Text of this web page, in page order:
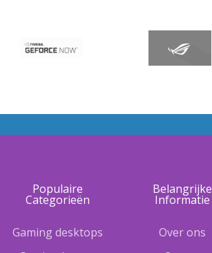
Populaire
Categorieën
Gaming desktops
Belangrijke
Informatie
Over ons